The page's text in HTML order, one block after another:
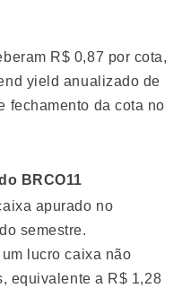
R$ 0,87 por cota,
yield anualizado de
fechamento da cota no
BRCO11
apurado no
semestre.
lucro caixa não
equivalente a R$ 1,28